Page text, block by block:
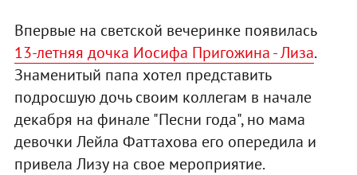
Впервые на светской вечеринке появилась
13-летняя дочка Иосифа Пригожина - Лиза.
Знаменитый папа хотел представить
подросшую дочь своим коллегам в начале
декабря на финале "Песни года", но мама
девочки Лейла Фаттахова его опередила и
привела Лизу на свое мероприятие.